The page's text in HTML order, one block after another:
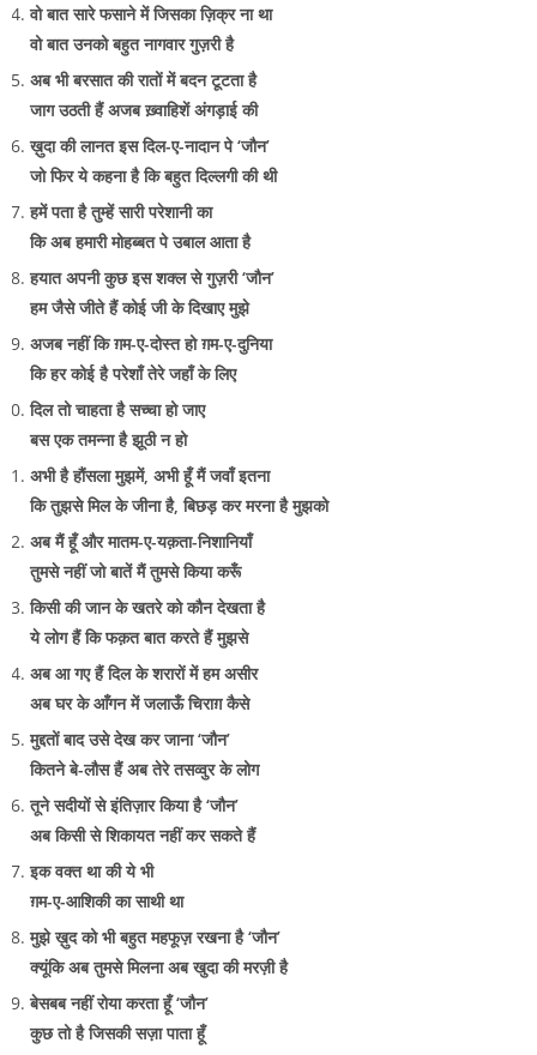
वो बात सारे फसाने में जिसका ज़िक्र ना था
वो बात उनको बहुत नागवार गुज़री है
अब भी बरसात की रातों में बदन टूटता है
जाग उठती हैं अजब ख़्वाहिशें अंगड़ाई की
ख़ुदा की लानत इस दिल-ए-नादान पे ‘जौन’
जो फिर ये कहना है कि बहुत दिल्लगी की थी
हमें पता है तुम्हें सारी परेशानी का
कि अब हमारी मोहब्बत पे उबाल आता है
हयात अपनी कुछ इस शक्ल से गुज़री ‘जौन’
हम जैसे जीते हैं कोई जी के दिखाए मुझे
अजब नहीं कि ग़म-ए-दोस्त हो ग़म-ए-दुनिया
कि हर कोई है परेशाँ तेरे जहाँ के लिए
दिल तो चाहता है सच्चा हो जाए
बस एक तमन्ना है झूठी न हो
अभी है हौंसला मुझमें, अभी हूँ मैं जवाँ इतना
कि तुझसे मिल के जीना है, बिछड़ कर मरना है मुझको
अब मैं हूँ और मातम-ए-यक़ता-निशानियाँ
तुमसे नहीं जो बातें मैं तुमसे किया करूँ
किसी की जान के खतरे को कौन देखता है
ये लोग हैं कि फक़त बात करते हैं मुझसे
अब आ गए हैं दिल के शरारों में हम असीर
अब घर के आँगन में जलाऊँ चिराग़ कैसे
मुद्दतों बाद उसे देख कर जाना ‘जौन’
कितने बे-लौस हैं अब तेरे तसव्वुर के लोग
तूने सदीयों से इंतिज़ार किया है ‘जौन’
अब किसी से शिकायत नहीं कर सकते हैं
इक वक्त था की ये भी
ग़म-ए-आशिकी का साथी था
मुझे ख़ुद को भी बहुत महफूज़ रखना है ‘जौन’
क्यूंकि अब तुमसे मिलना अब खुदा की मरज़ी है
बेसबब नहीं रोया करता हूँ ‘जौन’
कुछ तो है जिसकी सज़ा पाता हूँ